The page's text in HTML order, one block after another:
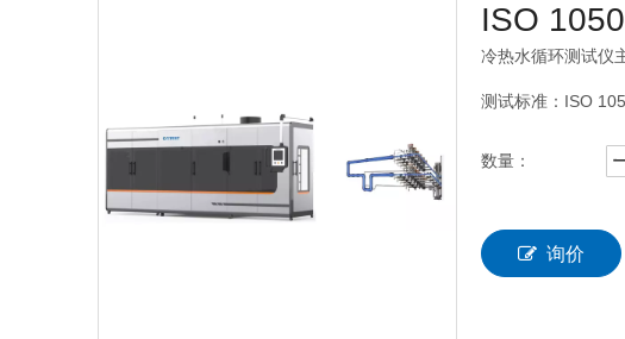
ISO
冷热水循环测试仪
测试标准：ISO
数量：
询价